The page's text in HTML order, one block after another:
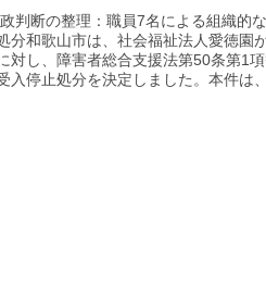
判断の整理：職員7名による組織的
分和歌山市は、社会福祉法人愛徳園
対し、障害者総合支援法第50条第1
入停止処分を決定しました。本件は、